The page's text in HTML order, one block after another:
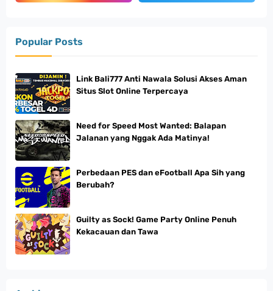
Popular Posts
Link Bali777 Anti Nawala Solusi Akses Aman
Situs Slot Online Terpercaya
Need for Speed Most Wanted: Balapan
Jalanan yang Nggak Ada Matinya!
Perbedaan PES dan eFootball Apa Sih yang
Berubah?
Guilty as Sock! Game Party Online Penuh
Kekacauan dan Tawa